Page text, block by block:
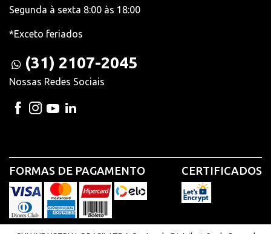
Segunda à sexta 8:00 às 18:00
*Exceto feriados
(31) 2107-2045
Nossas Redes Sociais
FORMAS DE PAGAMENTO CERTIFICADOS